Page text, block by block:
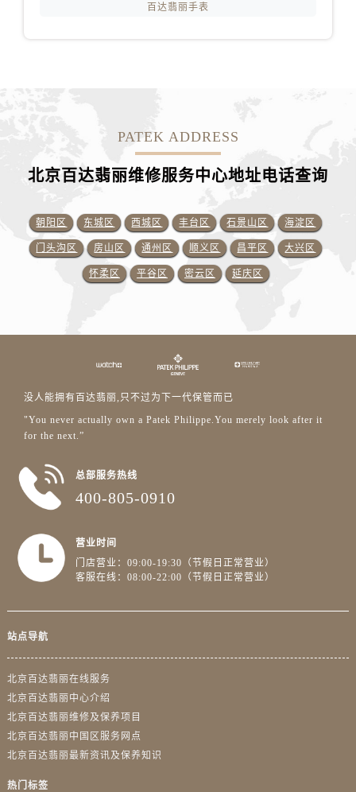
百达翡丽手表
PATEK ADDRESS
北京百达翡丽维修服务中心地址电话查询
朝阳区 东城区 西城区 丰台区 石景山区 海淀区
门头沟区 房山区 通州区 顺义区 昌平区 大兴区
怀柔区 平谷区 密云区 延庆区
没人能拥有百达翡丽,只不过为下一代保管而已
"You never actually own a Patek Philippe.You merely look after it
for the next.”
总部服务热线
400-805-0910
营业时间
门店营业：09:00-19:30（节假日正常营业）
客服在线：08:00-22:00（节假日正常营业）
站点导航
北京百达翡丽在线服务
北京百达翡丽中心介绍
北京百达翡丽维修及保养项目
北京百达翡丽中国区服务网点
北京百达翡丽最新资讯及保养知识
热门标签